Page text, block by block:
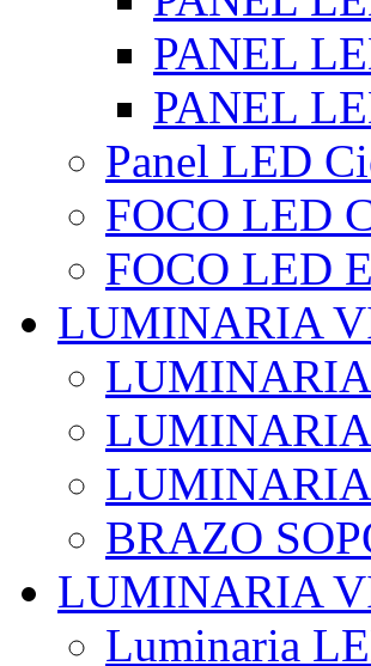
PANEL
PANEL
Panel LED
FOCO LED
FOCO LED
LUMINARIA
BRAZO
LUMINARIA
Luminaria